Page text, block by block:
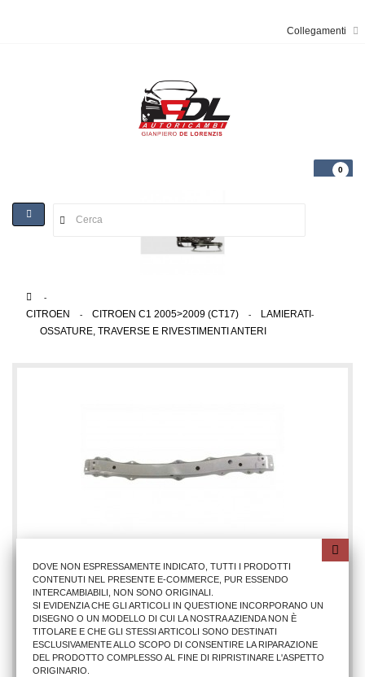
Collegamenti
0
Toggle
>
CITROEN
> CITROEN C1 2005>2009 (CT17) >
LAMIERATI
OSSATURE, TRAVERSE E RIVESTIMENTI ANTERI
TRAVERSA RADIATORE CT C1 2005-PG 107
35,38 €
DOVE NON ESPRESSAMENTE INDICATO, TUTTI I PRODOTTI
CONTENUTI NEL PRESENTE E-COMMERCE, PUR ESSENDO
INTERCAMBIABILI, NON SONO ORIGINALI.
SI EVIDENZIA CHE GLI ARTICOLI IN QUESTIONE INCORPORANO UN
DISEGNO O UN MODELLO DI CUI LA NOSTRA AZIENDA NON È
TITOLARE E CHE GLI STESSI ARTICOLI SONO DESTINATI
ESCLUSIVAMENTE ALLO SCOPO DI CONSENTIRE LA RIPARAZIONE
DEL PRODOTTO COMPLESSO AL FINE DI RIPRISTINARE L'ASPETTO
ORIGINARIO.